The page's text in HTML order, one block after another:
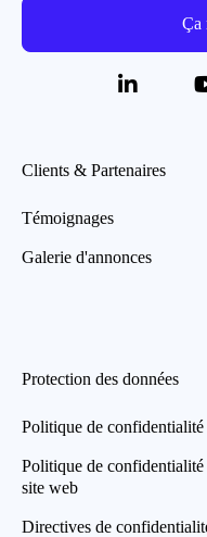
Ça
Clients & Partenaires
Témoignages
Galerie d'annonces
Protection des données
Politique de confidentialité
Politique de confidentialité
site web
Directives de